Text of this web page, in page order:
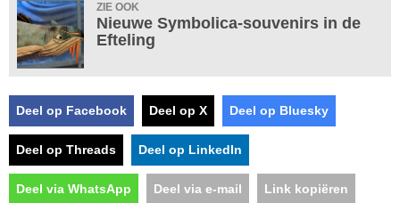
ZIE OOK
Nieuwe Symbolica-souvenirs in de
Efteling
Deel op Facebook Deel op X Deel op Bluesky
Deel op Threads Deel op LinkedIn
Deel via WhatsApp Deel via e-mail Link kopiëren